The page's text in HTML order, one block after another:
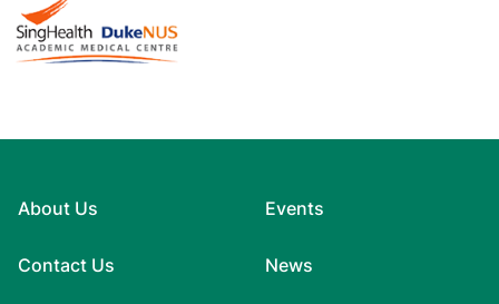
About Us
Contact Us
Events
News